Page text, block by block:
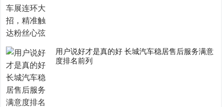
用户说好才是真的好 长城汽车稳居售后服务满意
度排名前列